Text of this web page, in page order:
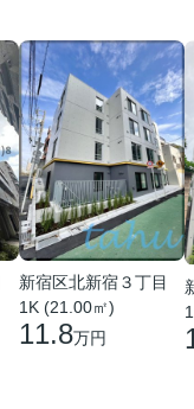
新宿区北新宿３丁目
1K (21.00㎡)
11.8万円